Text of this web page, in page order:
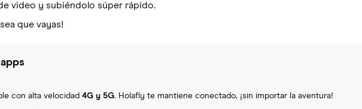
video y subiéndolo súper rápido.
que vayas!
con alta velocidad 4G y 5G. Holafly te mantiene conectado, ¡sin importar la aventura!